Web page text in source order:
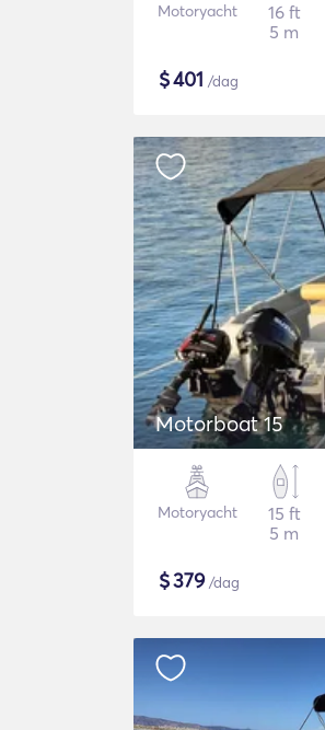
Motoryacht
16 ft
5 m
$401 /dag
Motorboat 15
Motoryacht
15 ft
5 m
$379/dag